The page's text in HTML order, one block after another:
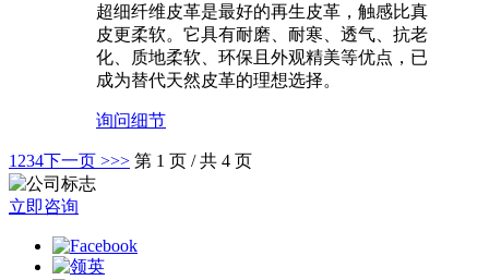
超细纤维皮革是最好的再生皮革，触感比真
皮更柔软。它具有耐磨、耐寒、透气、抗老
化、质地柔软、环保且外观精美等优点，已
成为替代天然皮革的理想选择。
询问细节
1 234下一页 >>> 第 1 页 / 共 4 页
立即咨询